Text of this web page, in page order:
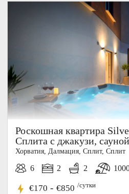
Роскошная квартира
Сплита с джакузи,
Хорватия, Далмация, Cплит, Сплит
6 2 2
€170 - €850 /сутки